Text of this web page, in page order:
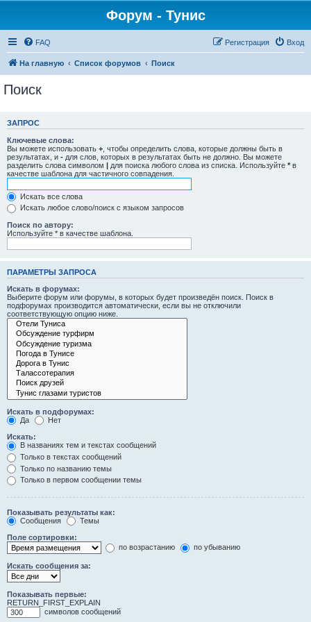
Форум - Тунис
FAQ Вход
Регистрация
На главную Список форумов Поиск
Поиск
ЗАПРОС
Ключевые слова:
Вы можете использовать + , чтобы определить слова, которые должны быть в
результатах, и - для слов, которых в результатах быть не должно. Вы можете
разделить слова символом | для поиска любого слова из списка. Используйте * в
качестве шаблона для частичного совпадения.
Искать все слова
Искать любое слово/поиск с языком запросов
Поиск по автору:
Используйте * в качестве шаблона.
ПАРАМЕТРЫ ЗАПРОСА
Искать в форумах:
Выберите форум или форумы, в которых будет произведён поиск. Поиск в
подфорумах производится автоматически, если вы не отключили
соответствующую опцию ниже.
Искать в подфорумах:
Да
Нет
Искать:
В названиях тем и текстах сообщений
Только в текстах сообщений
Только по названию темы
Только в первом сообщении темы
Показывать результаты как:
Сообщения
Темы
Поле сортировки:
по возрастанию
по убыванию
Искать сообщения за:
Показывать первые:
RETURN_FIRST_EXPLAIN
символов сообщений